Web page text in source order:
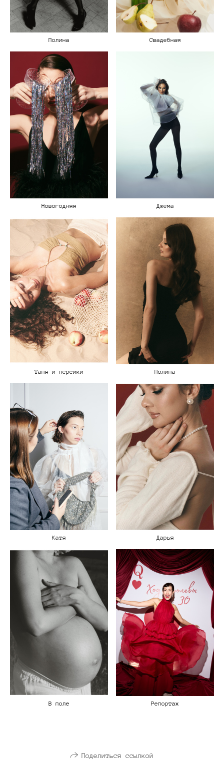
Полина Свадебная
Новогодняя Джема
Таня и персики Полина
Катя Дарья
В поле Репортаж
Поделиться ссылкой